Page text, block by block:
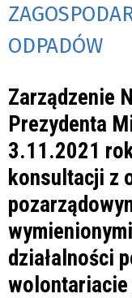
ODPADÓW
Zarządzenie
Prezydenta
3.11.2021
konsultacji z
działalności
wolontariacie